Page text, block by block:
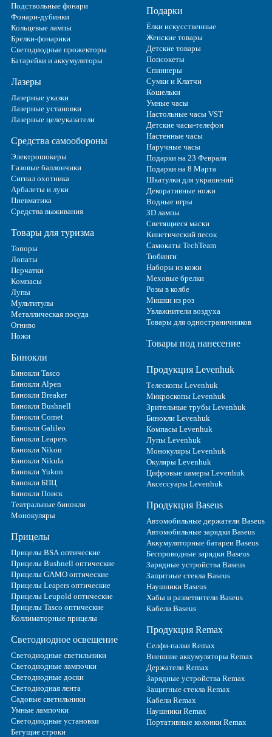
Подствольные фонари
Фонари-дубинки
Кольцевые лампы
Брелки-фонарики
Светодиодные прожекторы
Батарейки и аккумуляторы
Лазеры
Лазерные указки
Лазерные установки
Лазерные целеуказатели
Средства самообороны
Электрошокеры
Газовые баллончики
Сигнал охотника
Арбалеты и луки
Пневматика
Средства выживания
Товары для туризма
Топоры
Лопаты
Перчатки
Компасы
Лупы
Мультитулы
Металлическая посуда
Огниво
Ножи
Бинокли
Бинокли Tasco
Бинокли Alpen
Бинокли Breaker
Бинокли Bushnell
Бинокли Comet
Бинокли Galileo
Бинокли Leapers
Бинокли Nikon
Бинокли Nikula
Бинокли Yukon
Бинокли БПЦ
Бинокли Поиск
Театральные бинокли
Монокуляры
Прицелы
Прицелы BSA оптические
Прицелы Bushnell оптические
Прицелы GAMO оптические
Прицелы Leapers оптические
Прицелы Leupold оптические
Прицелы Tasco оптические
Коллиматорные прицелы
Светодиодное освещение
Светодиодные светильники
Светодиодные лампочки
Светодиодные доски
Светодиодная лента
Садовые светильники
Умные лампочки
Светодиодные установки
Бегущие строки
Подарки
Ёлки искусственные
Женские товары
Детские товары
Попсокеты
Спиннеры
Сумки и Клатчи
Кошельки
Умные часы
Настольные часы VST
Детские часы-телефон
Настенные часы
Наручные часы
Подарки на 23 Февраля
Подарки на 8 Марта
Шкатулки для украшений
Декоративные ножи
Водные игры
3D лампы
Светящиеся маски
Кинетический песок
Самокаты TechTeam
Тюбинги
Наборы из кожи
Меховые брелки
Розы в колбе
Мишки из роз
Увлажнители воздуха
Товары для одностраничников
Товары под нанесение
Продукция Levenhuk
Телескопы Levenhuk
Микроскопы Levenhuk
Зрительные трубы Levenhuk
Бинокли Levenhuk
Компасы Levenhuk
Лупы Levenhuk
Монокуляры Levenhuk
Окуляры Levenhuk
Цифровые камеры Levenhuk
Аксессуары Levenhuk
Продукция Baseus
Автомобильные держатели Baseus
Автомобильные зарядки Baseus
Аккумуляторные батареи Baseus
Беспроводные зарядки Baseus
Зарядные устройства Baseus
Защитные стекла Baseus
Наушники Baseus
Хабы и разветвители Baseus
Кабели Baseus
Продукция Remax
Селфи-палки Remax
Внешние аккумуляторы Remax
Держатели Remax
Зарядные устройства Remax
Защитные стекла Remax
Кабели Remax
Наушники Remax
Портативные колонки Remax